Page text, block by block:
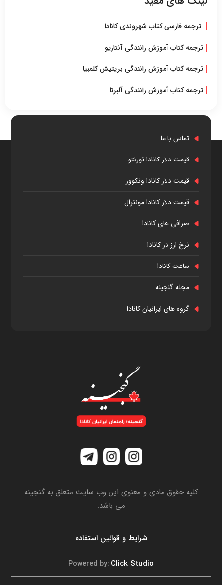
ترجمه فارسی کتاب شهروندی کانادا
ترجمه کتاب آموزش رانندگی آنتاریو
ترجمه کتاب آموزش رانندگی بریتیش کلمبیا
ترجمه کتاب آموزش رانندگی آلبرتا
تماس با ما
قیمت دلار کانادا تورنتو
قیمت دلار کانادا ونکوور
قیمت دلار کانادا مونترال
صرافی های کانادا
نرخ ارز در کانادا
ساعت کانادا
مجله گنجینه
گروه های ایرانیان کانادا
کلیه حقوق مادی و معنوی این وب سایت متعلق به گنجینه
می باشد.
شرایط و قوانین استفاده
Powered by: Click Studio